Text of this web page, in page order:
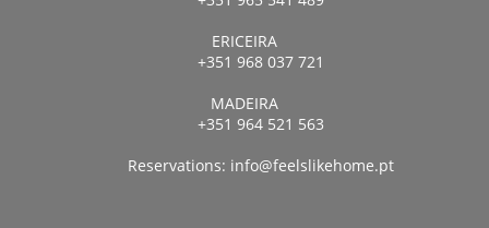
ERICEIRA
+351 968 037 721
MADEIRA
+351 964 521 563
Reservations: info@feelslikehome.pt